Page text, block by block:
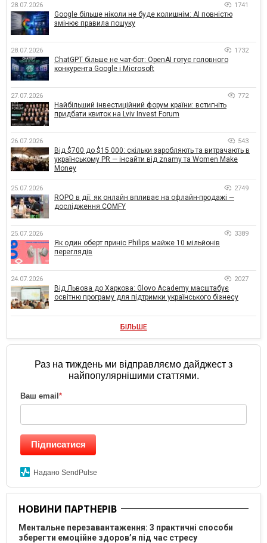
28.07.2026 1741
Google більше ніколи не буде колишнім: AI повністю
змінює правила пошуку
28.07.2026 1732
ChatGPT більше не чат-бот: OpenAI готує головного
конкурента Google і Microsoft
27.07.2026 772
Найбільший інвестиційний форум країни: встигніть
придбати квиток на Lviv Invest Forum
26.07.2026 543
Від $700 до $15 000: скільки заробляють та витрачають в
українському PR — інсайти від znamy та Women Make
Money
25.07.2026 2749
ROPO в дії: як онлайн впливає на офлайн-продажі —
дослідження COMFY
25.07.2026 3389
Як один оберт приніс Philips майже 10 мільйонів
переглядів
24.07.2026 2027
Від Львова до Харкова: Glovo Academy масштабує
освітню програму для підтримки українського бізнесу
БІЛЬШЕ
Раз на тиждень ми відправляємо дайджест з
найпопулярнішими статтями.
Ваш email*
Підписатися
Надано SendPulse
НОВИНИ ПАРТНЕРІВ
Ментальне перезавантаження: 3 практичні способи
зберегти емоційне здоров’я під час стресу